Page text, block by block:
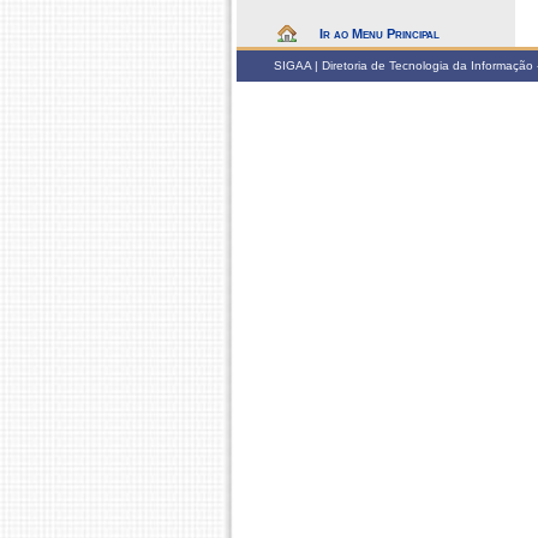
Ir ao Menu Principal
SIGAA | Diretoria de Tecnologia da